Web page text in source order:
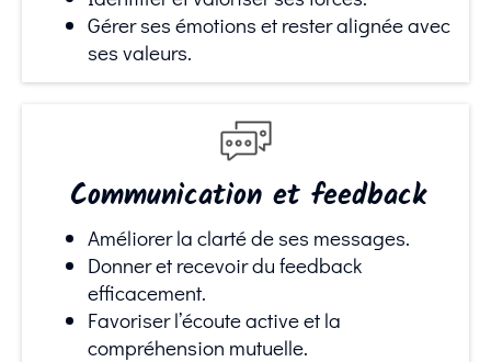
Gérer ses émotions et rester alignée avec
ses valeurs.
Communication et feedback
Améliorer la clarté de ses messages.
Donner et recevoir du feedback
efficacement.
Favoriser l’écoute active et la
compréhension mutuelle.